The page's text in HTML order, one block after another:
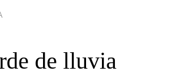
de lluvia